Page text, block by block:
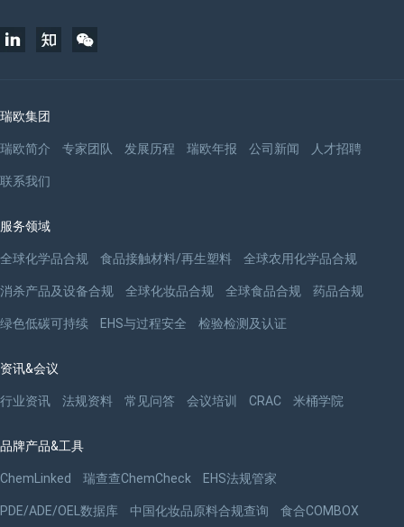
瑞欧集团
瑞欧简介 专家团队 发展历程 瑞欧年报 公司新闻 人才招聘
联系我们
服务领域
全球化学品合规 食品接触材料/再生塑料 全球农用化学品合规
消杀产品及设备合规 全球化妆品合规 全球食品合规 药品合规
绿色低碳可持续 EHS与过程安全 检验检测及认证
资讯&会议
行业资讯 法规资料 常见问答 会议培训 CRAC 米桶学院
品牌产品&工具
ChemLinked 瑞查查ChemCheck EHS法规管家
PDE/ADE/OEL数据库 中国化妆品原料合规查询 食合COMBOX